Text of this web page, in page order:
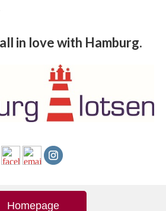
in love with Hamburg.
Homepage